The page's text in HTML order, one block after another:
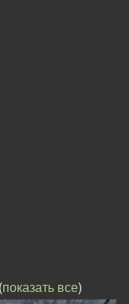
(показать все)